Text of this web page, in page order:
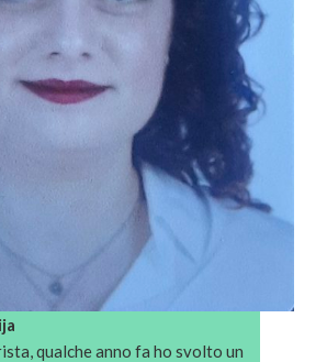
qualche anno fa ho svolto un